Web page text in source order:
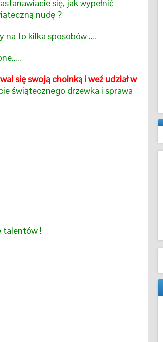
się, jak wypełnić
nudę ?
na to kilka sposobów ….
się swoją choinką i weź udział w
świątecznego drzewka i sprawa
talentów !